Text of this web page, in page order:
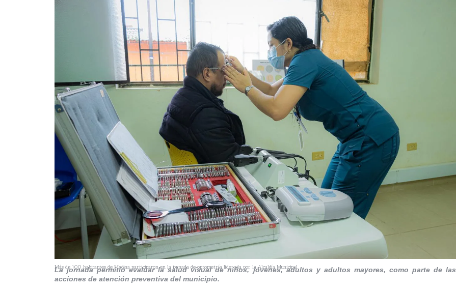
Más de 100 habitantes de Medina participaron en la jornada de optometría liderada por la Alcaldía Municipal.
La jornada permitió evaluar la salud visual de niños, jóvenes, adultos y adultos mayores, como parte de las
acciones de atención preventiva del municipio.